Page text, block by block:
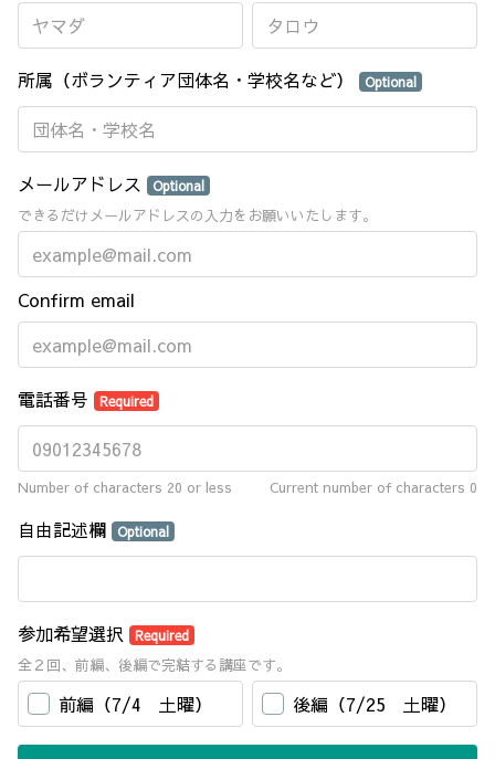
所属（ボランティア団体名・学校名など） Optional
メールアドレス Optional
できるだけメールアドレスの入力をお願いいたします。
Confirm email
電話番号 Required
Number of characters 20 or less Current number of characters 0
自由記述欄 Optional
参加希望選択 Required
全２回、前編、後編で完結する講座です。
前編（7/4 土曜） 後編（7/25 土曜）